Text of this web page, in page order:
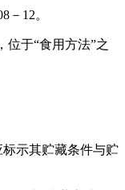
－12。
位于“食用方法”之
示其贮藏条件与贮